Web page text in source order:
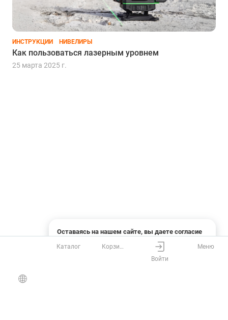
ИНСТРУКЦИИ НИВЕЛИРЫ
Как пользоваться лазерным уровнем
25 марта 2025 г.
Оставаясь на нашем сайте, вы даете согласие
на использование файлов cookies и сбор данных
системами веб-аналитики
Каталог
Корзина
Войти
Меню